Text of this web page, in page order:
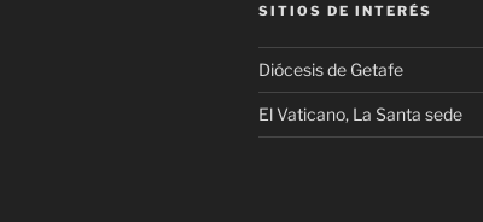
SITIOS DE INTERÉS
Diócesis de Getafe
El Vaticano, La Santa sede